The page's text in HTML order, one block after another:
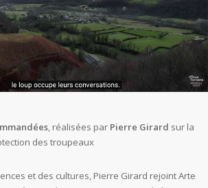
, réalisées par Pierre Girard sur la
des troupeaux
et des cultures, Pierre Girard rejoint Arte